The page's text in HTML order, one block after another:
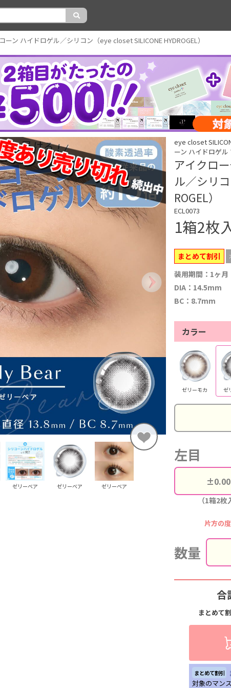
ーン ハイドロゲル／シリコン（eye closet SILICONE HYDROGEL）
ゼリーベア ゼリーベア ゼリーベア
eye closet
ーン ハイドロゲル
アイクロ
ル／シリ
ROGEL）
ECL0073
1箱2枚
まとめて割引
装用期間：1ヶ月
DIA：14.5mm
BC：8.7mm
カラー
ゼリーモカ ゼ
左目
（1箱2枚
片方の
数量
合
まとめて
まとめて割引
対象のマン